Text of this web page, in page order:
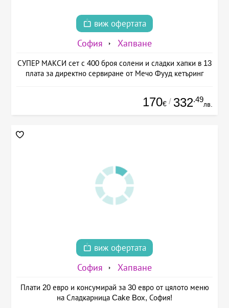
виж офертата
София Хапване
СУПЕР МАКСИ сет с 400 броя солени и сладки хапки в 13
плата за директно сервиране от Мечо Фууд кетъринг
170€ / 332.49
лв.
виж офертата
София Хапване
Плати 20 евро и консумирай за 30 евро от цялото меню
на Сладкарница Cake Box, София!